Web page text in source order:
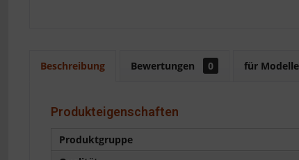
Beschreibung Bewertungen 0 für Modelle
Produkteigenschaften
Produktgruppe